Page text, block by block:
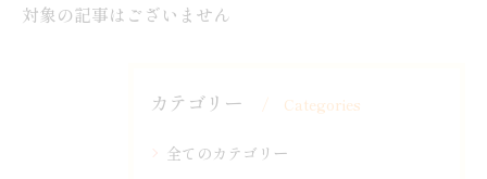
対象の記事はございません
カテゴリー Categories
全てのカテゴリー